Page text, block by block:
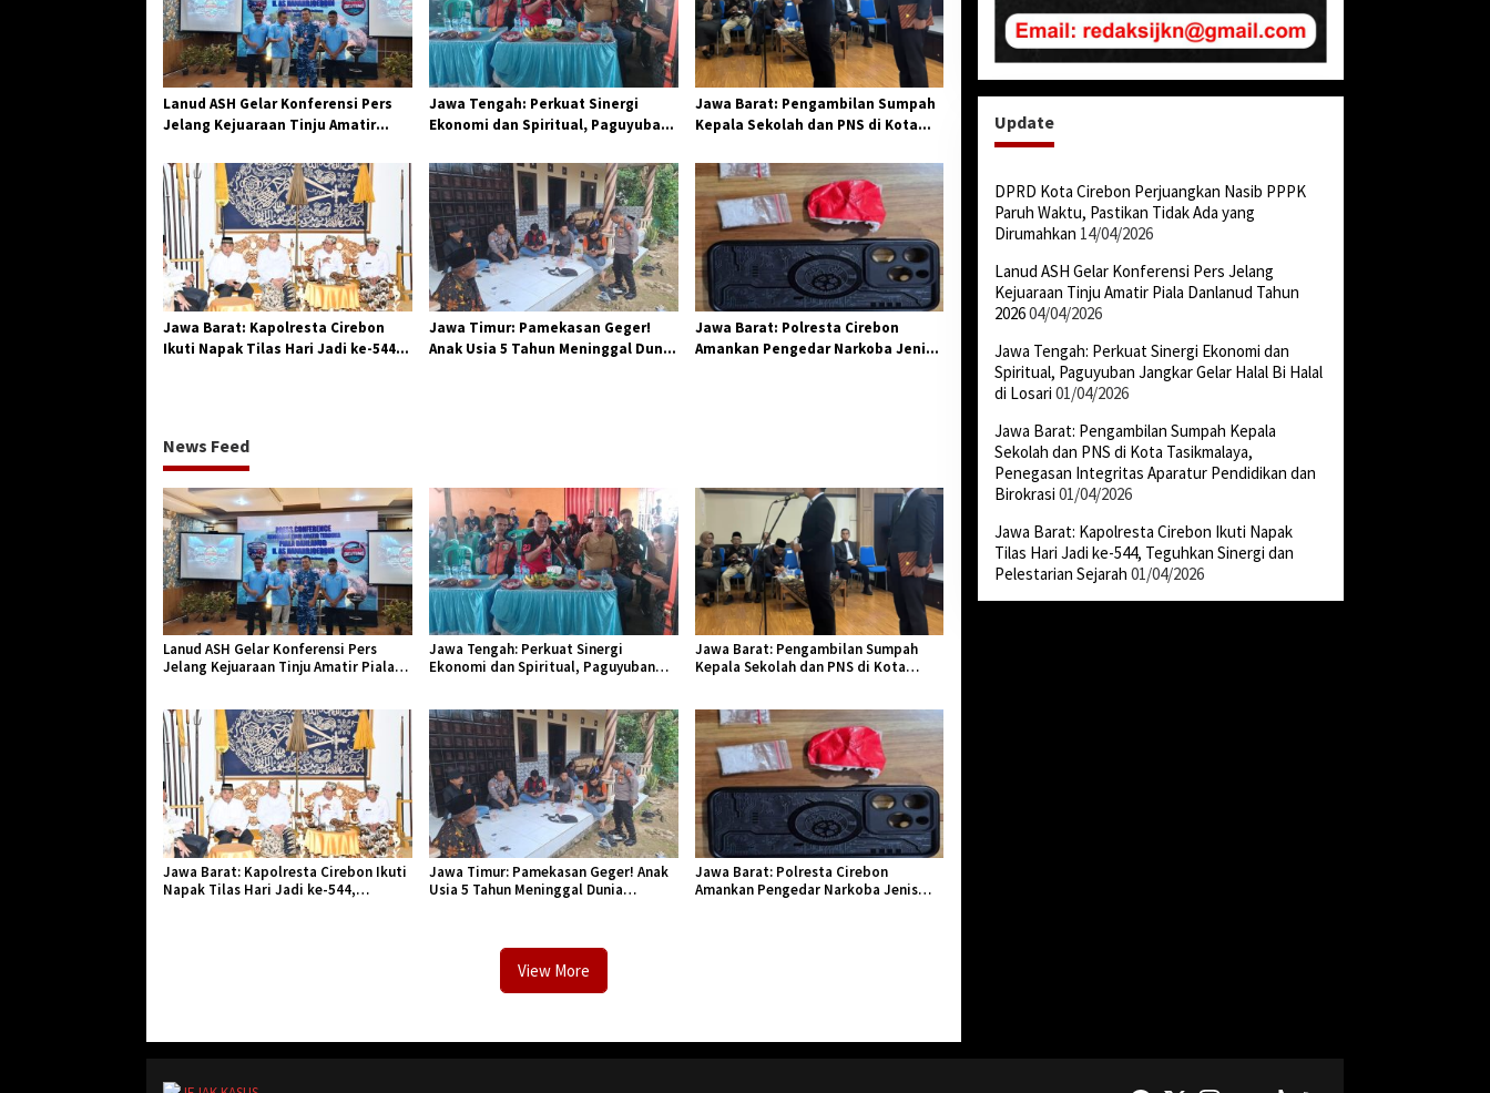
Lanud ASH Gelar Konferensi Pers
Jelang Kejuaraan Tinju Amatir
Jawa Tengah: Perkuat Sinergi
Ekonomi dan Spiritual, Paguyuban
Losari
Jawa Barat: Pengambilan Sumpah
Kepala Sekolah dan PNS di Kota
Integritas Aparatur Pendidikan dan
Birokrasi
Jawa Barat: Kapolresta Cirebon
Ikuti Napak Tilas Hari Jadi ke-544,
Jawa Timur: Pamekasan Geger!
Anak Usia 5 Tahun Meninggal Dunia
Jawa Barat: Polresta Cirebon
Amankan Pengedar Narkoba Jenis
News Feed
Lanud ASH Gelar Konferensi Pers
Jelang Kejuaraan Tinju Amatir Piala
Jawa Tengah: Perkuat Sinergi
Ekonomi dan Spiritual, Paguyuban
Jawa Barat: Pengambilan Sumpah
Kepala Sekolah dan PNS di Kota
Jawa Barat: Kapolresta Cirebon Ikuti
Napak Tilas Hari Jadi ke-544,
Jawa Timur: Pamekasan Geger! Anak
Usia 5 Tahun Meninggal Dunia
Jawa Barat: Polresta Cirebon
Amankan Pengedar Narkoba Jenis
View More
Update
DPRD Kota Cirebon Perjuangkan Nasib PPPK
Paruh Waktu, Pastikan Tidak Ada yang
Dirumahkan 14/04/2026
Lanud ASH Gelar Konferensi Pers Jelang
Kejuaraan Tinju Amatir Piala Danlanud Tahun
202604/04/2026
Jawa Tengah: Perkuat Sinergi Ekonomi dan
Spiritual, Paguyuban Jangkar Gelar Halal Bi Halal
di Losari 01/04/2026
Jawa Barat: Pengambilan Sumpah Kepala
Sekolah dan PNS di Kota Tasikmalaya,
Penegasan Integritas Aparatur Pendidikan dan
Birokrasi 01/04/2026
Jawa Barat: Kapolresta Cirebon Ikuti Napak
Tilas Hari Jadi ke-544, Teguhkan Sinergi dan
Pelestarian Sejarah 01/04/2026